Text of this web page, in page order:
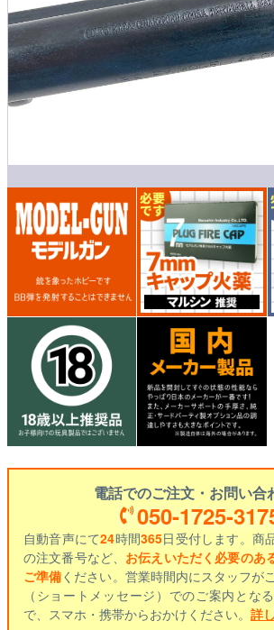
電話でのご注文・お問い合
050-1725-
自動音声にて24時間365日受付します。商
の注文番号など、 お伝えいただく必要のあ
ご準備ください。営業時間内にスタッフが
（ショートメッセージ）でのご案内とな
で、スマホ・携帯からおかけください。 詳